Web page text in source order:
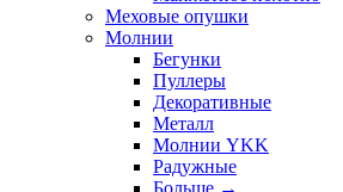
Меховые опушки
Молнии
Бегунки
Пуллеры
Декоративные
Металл
Молнии YKK
Радужные
Больше →